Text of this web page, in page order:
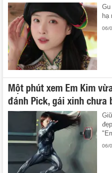
hạ
06/
Một phút xem Em Kim
đánh Pick, gái xinh
06/